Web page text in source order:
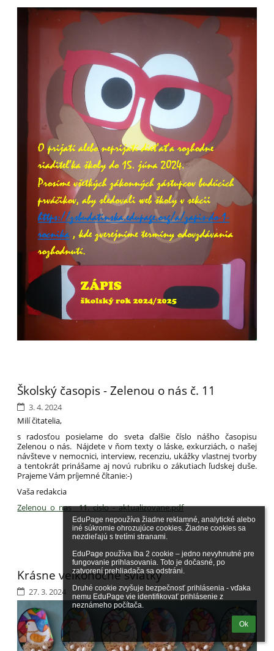
EduPage nepoužíva žiadne reklamné, analytické alebo
iné súkromie ohrozujúce cookies. Žiadne cookies sa
nezdieľajú s tretími stranami.
EduPage používa iba 2 cookie – jedno nevyhnutné pre
fungovanie prihlasovania. Toto je dočasné, po
zatvorení prehliadača sa odstráni.
Druhé cookie zvyšuje bezpečnosť prihlásenia - vďaka
nemu EduPage vie identifikovať prihlásenie z
neznámeho počítača.
Ok
Školský časopis - Zelenou o nás č. 11
3. 4. 2024
Milí čitatelia,
s radosťou posielame do sveta ďalšie číslo nášho časopisu
Zelenou o nás. Nájdete v ňom texty o láske, exkurziách, o našej
návšteve v nemocnici, interview, recenziu, ukážky vlastnej tvorby
a tentokrát prinášame aj novú rubriku o zákutiach ľudskej duše.
Prajeme Vám príjemné čítanie:-)
Vaša redakcia
Zelenou_o_nas__11._cislo_-_aktualizovane.pdf
Krásne veľkonočné sviatky
27. 3. 2024